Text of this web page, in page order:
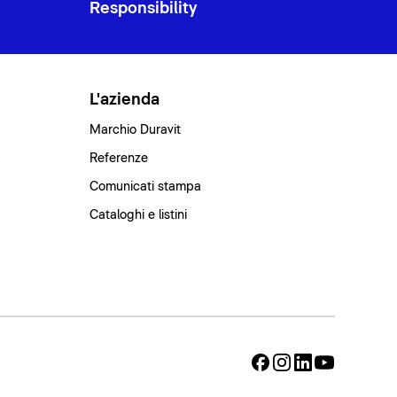
Responsibility
L'azienda
Marchio Duravit
Referenze
Comunicati stampa
Cataloghi e listini